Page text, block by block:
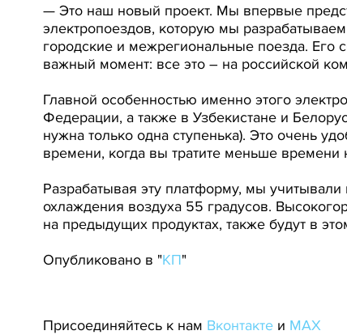
— Это наш новый проект. Мы впервые
электропоездов, которую мы
городские и межрегиональные поезда.
важный момент: все это – на российской
Главной особенностью именно этого
Федерации, а также в Узбекистане и
нужна только одна ступенька). Это очень
времени, когда вы тратите меньше
Разрабатывая эту платформу, мы
охлаждения воздуха 55 градусов.
на предыдущих продуктах, также будут в
Опубликовано в "КП"
Присоединяйтесь к нам Вконтакте и MAX